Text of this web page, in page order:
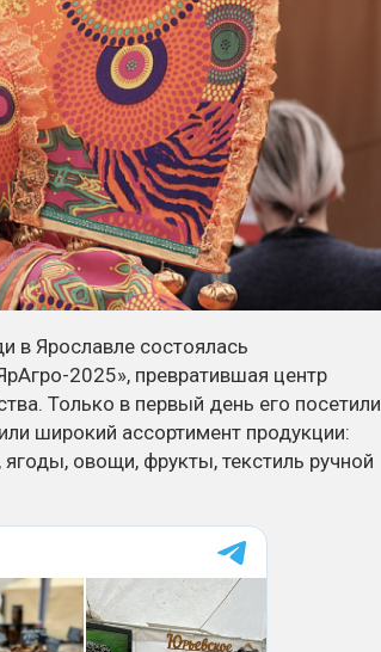
в Ярославле состоялась
2025», превратившая центр
Только в первый день его посетили
широкий ассортимент продукции:
овощи, фрукты, текстиль ручной